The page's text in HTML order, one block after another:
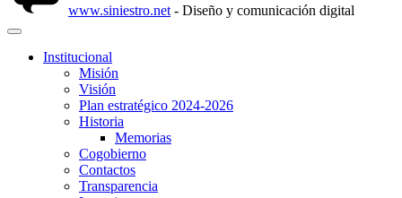
www.siniestro.net - Diseño y comunicación digital
Institucional
Misión
Visión
Plan estratégico 2024-2026
Historia
Memorias
Cogobierno
Contactos
Transparencia